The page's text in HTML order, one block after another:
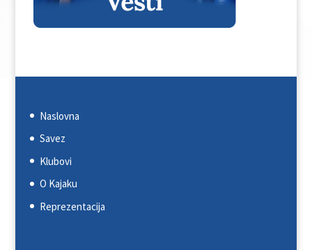
Naslovna
Savez
Klubovi
O Kajaku
Reprezentacija